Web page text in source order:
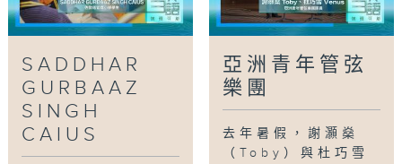
SADDHAR
GURBAAZ
SINGH
CAIUS
亞洲青年管弦
樂團
去年暑假，謝灝燊
（Toby）與杜巧雪